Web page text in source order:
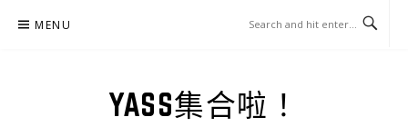
MENU
YASS集合啦！